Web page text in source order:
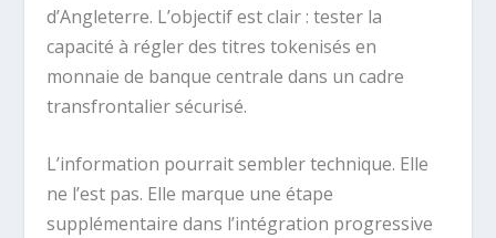
d’Angleterre. L’objectif est clair : tester la
capacité à régler des titres tokenisés en
monnaie de banque centrale dans un cadre
transfrontalier sécurisé.
L’information pourrait sembler technique. Elle
ne l’est pas. Elle marque une étape
supplémentaire dans l’intégration progressive